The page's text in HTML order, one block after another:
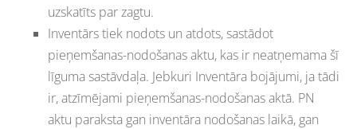
uzskatīts par zagtu.
Inventārs tiek nodots un atdots, sastādot
pieņemšanas-nodošanas aktu, kas ir neatņemama šī
līguma sastāvdaļa. Jebkuri Inventāra bojājumi, ja tādi
ir, atzīmējami pieņemšanas-nodošanas aktā. PN
aktu paraksta gan inventāra nodošanas laikā, gan